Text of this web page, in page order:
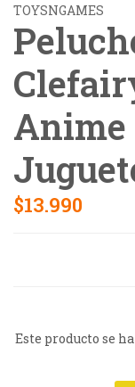
TOYSNGAMES
Anime
$13.990
Este producto se